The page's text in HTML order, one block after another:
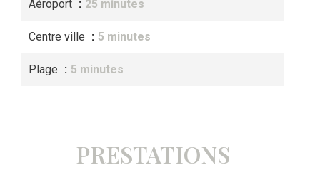
Aéroport 25 minutes
Centre ville 5 minutes
Plage 5 minutes
PRESTATIONS